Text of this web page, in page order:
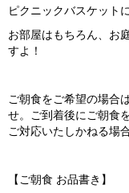
ピクニックバスケット
お部屋はもちろん、お
すよ！
ご朝食をご希望の場合
せ。ご到着後にご朝食
ご対応いたしかねる場
【ご朝食 お品書き】